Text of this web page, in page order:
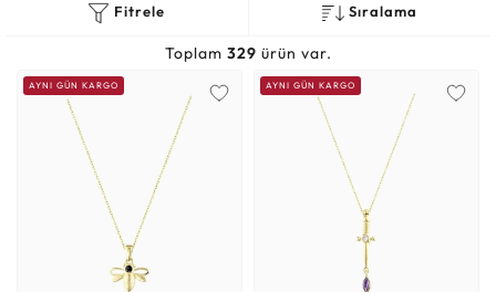
Fitrele Sıralama
Toplam 329 ürün var.
AYNI GÜN KARGO AYNI GÜN KARGO